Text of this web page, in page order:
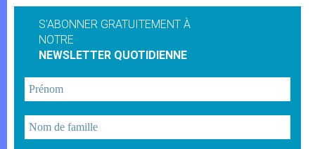
S'ABONNER GRATUITEMENT À
NOTRE
NEWSLETTER QUOTIDIENNE